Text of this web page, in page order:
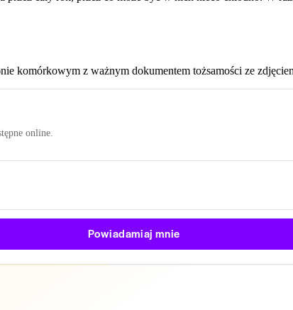
komórkowym z ważnym dokumentem tożsamości ze
online.
Powiadamiaj mnie